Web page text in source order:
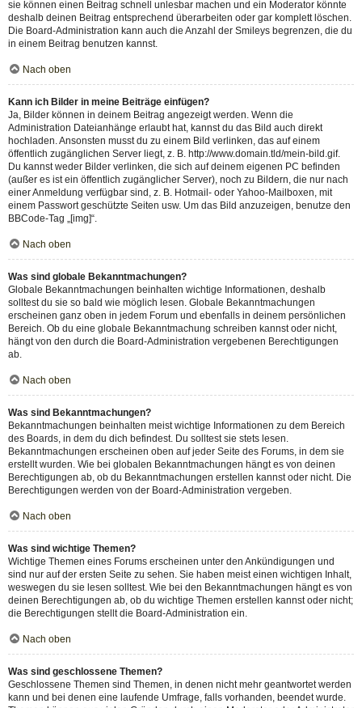
sie können einen Beitrag schnell unlesbar machen und ein Moderator könnte
deshalb deinen Beitrag entsprechend überarbeiten oder gar komplett löschen.
Die Board-Administration kann auch die Anzahl der Smileys begrenzen, die du
in einem Beitrag benutzen kannst.
Nach oben
Kann ich Bilder in meine Beiträge einfügen?
Ja, Bilder können in deinem Beitrag angezeigt werden. Wenn die
Administration Dateianhänge erlaubt hat, kannst du das Bild auch direkt
hochladen. Ansonsten musst du zu einem Bild verlinken, das auf einem
öffentlich zugänglichen Server liegt, z. B. http://www.domain.tld/mein-bild.gif.
Du kannst weder Bilder verlinken, die sich auf deinem eigenen PC befinden
(außer es ist ein öffentlich zugänglicher Server), noch zu Bildern, die nur nach
einer Anmeldung verfügbar sind, z. B. Hotmail- oder Yahoo-Mailboxen, mit
einem Passwort geschützte Seiten usw. Um das Bild anzuzeigen, benutze den
BBCode-Tag „[img]“.
Nach oben
Was sind globale Bekanntmachungen?
Globale Bekanntmachungen beinhalten wichtige Informationen, deshalb
solltest du sie so bald wie möglich lesen. Globale Bekanntmachungen
erscheinen ganz oben in jedem Forum und ebenfalls in deinem persönlichen
Bereich. Ob du eine globale Bekanntmachung schreiben kannst oder nicht,
hängt von den durch die Board-Administration vergebenen Berechtigungen
ab.
Nach oben
Was sind Bekanntmachungen?
Bekanntmachungen beinhalten meist wichtige Informationen zu dem Bereich
des Boards, in dem du dich befindest. Du solltest sie stets lesen.
Bekanntmachungen erscheinen oben auf jeder Seite des Forums, in dem sie
erstellt wurden. Wie bei globalen Bekanntmachungen hängt es von deinen
Berechtigungen ab, ob du Bekanntmachungen erstellen kannst oder nicht. Die
Berechtigungen werden von der Board-Administration vergeben.
Nach oben
Was sind wichtige Themen?
Wichtige Themen eines Forums erscheinen unter den Ankündigungen und
sind nur auf der ersten Seite zu sehen. Sie haben meist einen wichtigen Inhalt,
weswegen du sie lesen solltest. Wie bei den Bekanntmachungen hängt es von
deinen Berechtigungen ab, ob du wichtige Themen erstellen kannst oder nicht;
die Berechtigungen stellt die Board-Administration ein.
Nach oben
Was sind geschlossene Themen?
Geschlossene Themen sind Themen, in denen nicht mehr geantwortet werden
kann und bei denen eine laufende Umfrage, falls vorhanden, beendet wurde.